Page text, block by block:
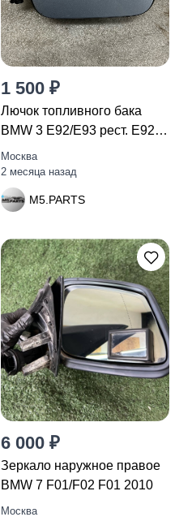
1 500 ₽
Лючок топливного бака
BMW 3 E92/E93 рест. E92
2010
Москва
2 месяца назад
M5.PARTS
6 000 ₽
Зеркало наружное правое
BMW 7 F01/F02 F01 2010
Москва